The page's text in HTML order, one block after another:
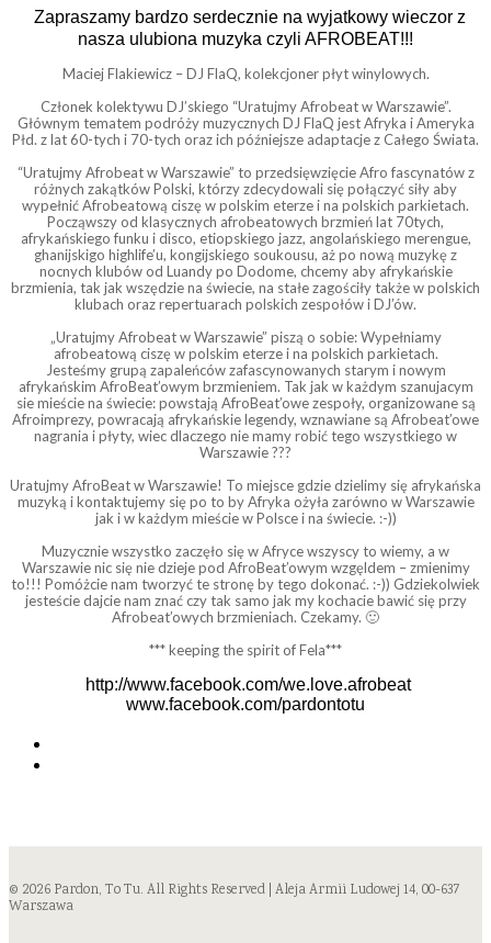
Zapraszamy bardzo serdecznie na wyjatkowy wieczor z
nasza ulubiona muzyka czyli AFROBEAT!!!
Maciej Flakiewicz – DJ FlaQ, kolekcjoner płyt winylowych.
Członek kolektywu DJ’skiego “Uratujmy Afrobeat w Warszawie”.
Głównym tematem podróży muzycznych DJ FlaQ jest Afryka i Ameryka
Płd. z lat 60-tych i 70-tych oraz ich późniejsze adaptacje z Całego Świata.
“Uratujmy Afrobeat w Warszawie” to przedsięwzięcie Afro fascynatów z
różnych zakątków Polski, którzy zdecydowali się połączyć siły aby
wypełnić Afrobeatową ciszę w polskim eterze i na polskich parkietach.
Począwszy od klasycznych afrobeatowych brzmień lat 70tych,
afrykańskiego funku i disco, etiopskiego jazz, angolańskiego merengue,
ghanijskigo highlife’u, kongijskiego soukousu, aż po nową muzykę z
nocnych klubów od Luandy po Dodome, chcemy aby afrykańskie
brzmienia, tak jak wszędzie na świecie, na stałe zagościły także w polskich
klubach oraz repertuarach polskich zespołów i DJ’ów.
„Uratujmy Afrobeat w Warszawie” piszą o sobie: Wypełniamy
afrobeatową ciszę w polskim eterze i na polskich parkietach.
Jesteśmy grupą zapaleńców zafascynowanych starym i nowym
afrykańskim AfroBeat’owym brzmieniem. Tak jak w każdym szanujacym
sie mieście na świecie: powstają AfroBeat’owe zespoły, organizowane są
Afroimprezy, powracają afrykańskie legendy, wznawiane są Afrobeat’owe
nagrania i płyty, wiec dlaczego nie mamy robić tego wszystkiego w
Warszawie ???
Uratujmy AfroBeat w Warszawie! To miejsce gdzie dzielimy się afrykańska
muzyką i kontaktujemy się po to by Afryka ożyła zarówno w Warszawie
jak i w każdym mieście w Polsce i na świecie. :-))
Muzycznie wszystko zaczęło się w Afryce wszyscy to wiemy, a w
Warszawie nic się nie dzieje pod AfroBeat’owym wzgęldem – zmienimy
to!!! Pomóżcie nam tworzyć te stronę by tego dokonać. :-)) Gdziekolwiek
jesteście dajcie nam znać czy tak samo jak my kochacie bawić się przy
Afrobeat’owych brzmieniach. Czekamy. 🙂
*** keeping the spirit of Fela***
http://www.facebook.com/we.love.afrobeat
www.facebook.com/pardontotu
© 2026 Pardon, To Tu. All Rights Reserved | Aleja Armii Ludowej 14, 00-637
Warszawa